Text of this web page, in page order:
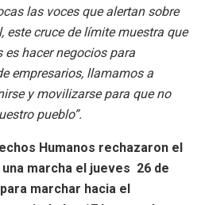
las voces que alertan sobre
este cruce de límite muestra que
hacer negocios para
empresarios, llamamos a
y movilizarse para que no
pueblo”.
Humanos rechazaron el
marcha el jueves 26 de
marchar hacia el